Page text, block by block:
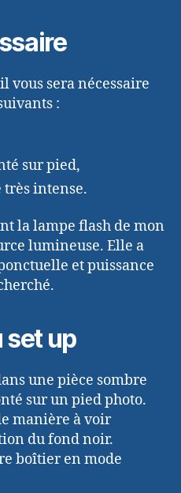
vous sera nécessaire
:
sur pied,
très intense.
la lampe flash de mon
lumineuse. Elle a
et puissance
set up
une pièce sombre
sur un pied photo.
manière à voir
du fond noir.
boîtier en mode